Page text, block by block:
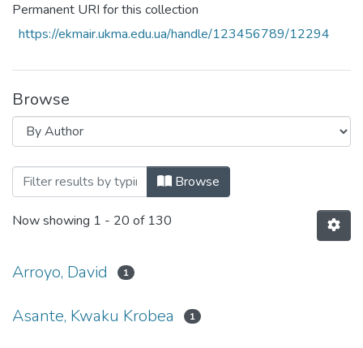
Permanent URI for this collection
https://ekmair.ukma.edu.ua/handle/123456789/12294
Browse
Browsing Могилянська школа
Browse
Now showing 1 - 20 of 130
Arroyo, David 1
Asante, Kwaku Krobea 1